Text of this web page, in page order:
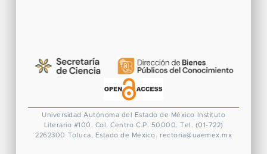
Universidad Autónoma del Estado de México
Instituto
Literario #100. Col. Centro C.P. 50000. Tel. (01-722)
2262300 Toluca, Estado de México. rectoria@uaemex.mx